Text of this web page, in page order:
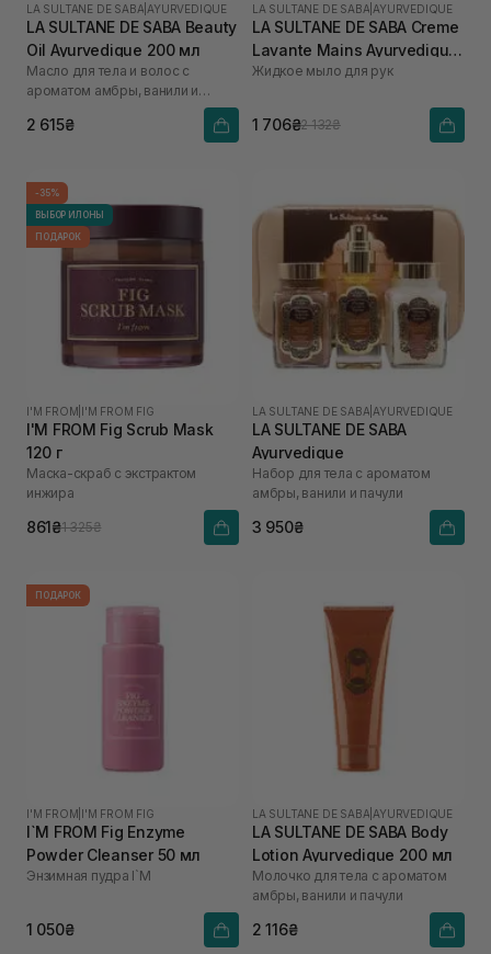
LA SULTANE DE SABA AYURVEDIQUE
LA SULTANE DE SABA Beauty
Oil Ayurvedique 200 мл
Масло для тела и волос с
ароматом амбры, ванили и
2 615₴
LA SULTANE DE SABA AYURVEDIQUE
LA SULTANE DE SABA Creme
Lavante Mains Ayurvedique
200 мл
Жидкое мыло для рук
1 706₴2 132₴
-35%
ВЫБОР ИЛОНЫ
ПОДАРОК
I'M FROM I'M FROM FIG
I'M FROM Fig Scrub Mask
120 г
Маска-скраб с экстрактом
инжира
861₴1 325₴
LA SULTANE DE SABA AYURVEDIQUE
LA SULTANE DE SABA
Ayurvedique
Набор для тела с ароматом
амбры, ванили и пачули
3 950₴
ПОДАРОК
I'M FROM I'M FROM FIG
I`M FROM Fig Enzyme
Powder Cleanser 50 мл
Энзимная пудра I`M
1 050₴
LA SULTANE DE SABA AYURVEDIQUE
LA SULTANE DE SABA Body
Lotion Ayurvedique 200 мл
Молочко для тела с ароматом
амбры, ванили и пачули
2 116₴